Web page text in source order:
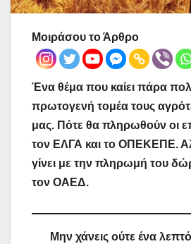
Μοιράσου το Άρθρο
Ένα θέμα που καίει πάρα
πρωτογενή τομέα τους
μας. Πότε θα πληρωθούν οι
τον ΕΛΓΑ και το ΟΠΕΚΕΠΕ.
γίνει με την πληρωμή του
τον ΟΑΕΔ.
Μην χάνεις ούτε ένα